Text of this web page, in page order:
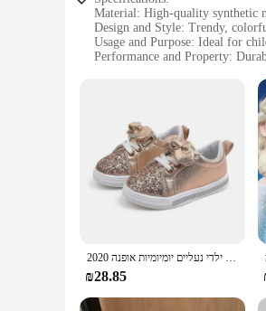
Material: High-quality synthetic
Design and Style: Trendy,
Usage and Purpose: Ideal for
Performance and Property:
Typical Adaptive Scenario:
**Comfort and Style for the
Our נעלי נצנצים לילדות are not just shoes; they're a statement of style and comfort for your little ones. Designed with children's active lifestyles in mind, these netted sneakers are crafted from high-
quality synthetic materials that
their feet cool and dry during
**Versatile and Convenient for
Whether your child is heading
suppliers make them an
matching design makes
**Designed for the Modern
2020 אביב סתיו בנות נעלי תינוק נעלי ילדי נעליים יומיומיות אופנה Bow-קשר נצנצים עור החלקה שטוח נסיכה נעליים
₪28.85